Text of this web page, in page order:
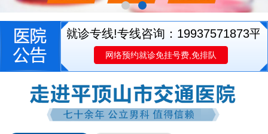
开通医生就诊专线!专线咨询：19937571873平
网络预约就诊免挂号费,免排队